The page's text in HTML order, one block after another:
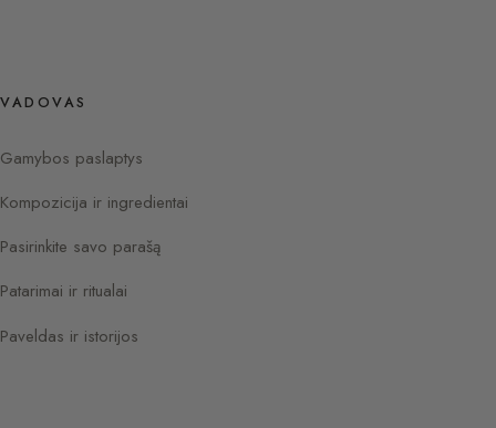
VADOVAS
Gamybos paslaptys
Kompozicija ir ingredientai
Pasirinkite savo parašą
Patarimai ir ritualai
Paveldas ir istorijos